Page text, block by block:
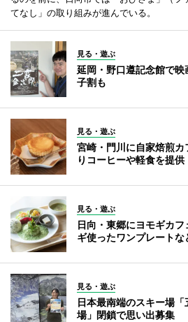
てなし」の取り組みが進んでいる。
見る・遊ぶ
延岡・野口遵記念館で
子割も
見る・遊ぶ
宮崎・門川に自家焙煎
りコーヒーや軽食を提供
見る・遊ぶ
日向・東郷にヨモギカ
ギ使ったワンプレートな
見る・遊ぶ
日本最南端のスキー場
場」閉鎖で思い出募集